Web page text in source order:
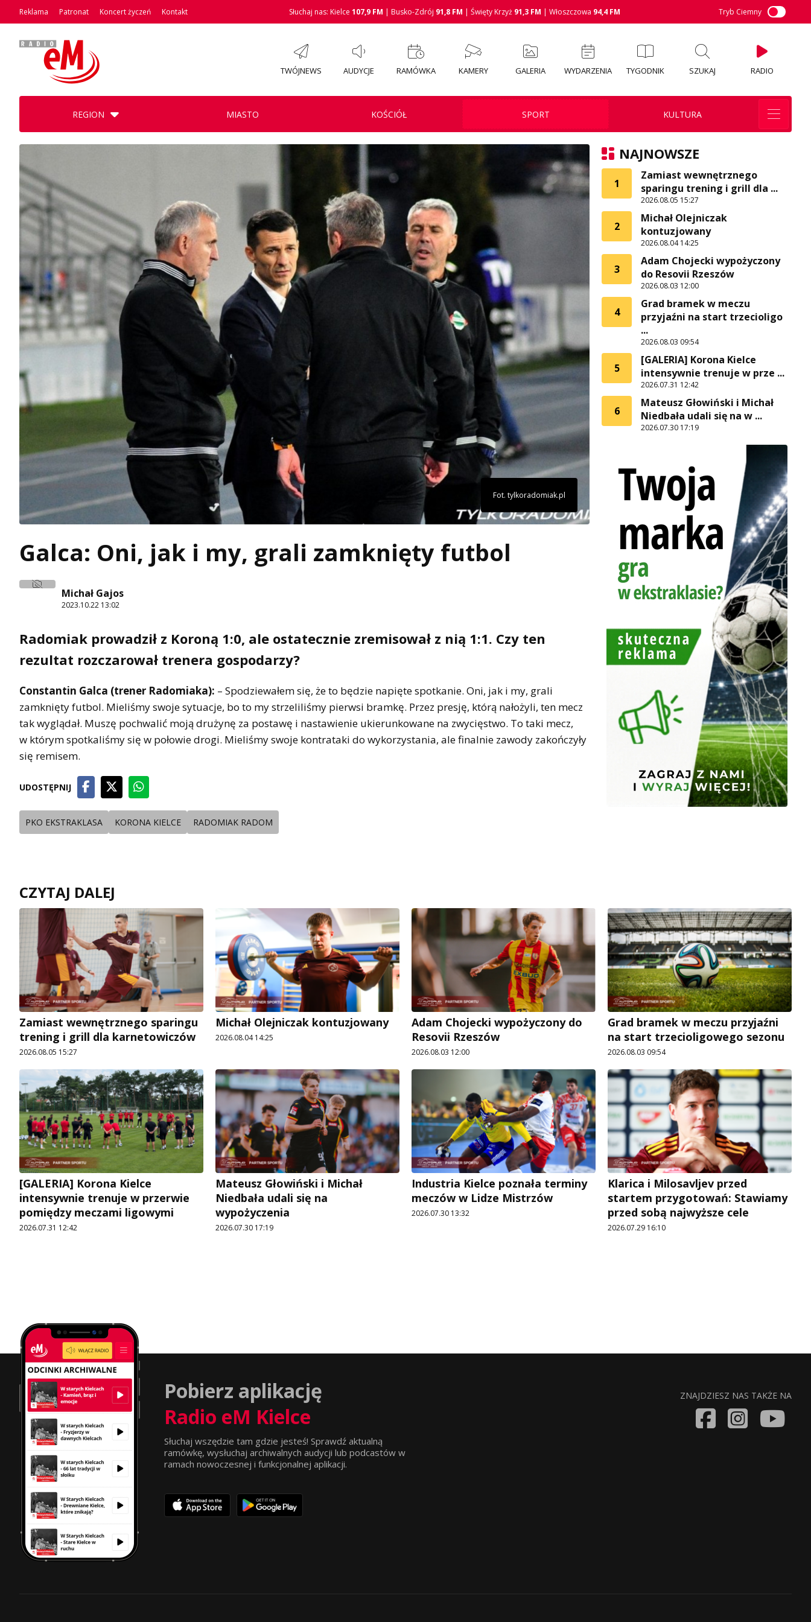
Reklama Patronat Koncert życzeń Kontakt Słuchaj nas: Kielce 107,9 FM | Busko-Zdrój 91,8 FM | Święty Krzyż 91,3 FM | Włoszczowa 94,4 FM Tryb Ciemny
TWÓJNEWS AUDYCJE RAMÓWKA KAMERY GALERIA WYDARZENIA TYGODNIK SZUKAJ RADIO
REGION MIASTO KOŚCIÓŁ SPORT KULTURA
Fot. tylkoradomiak.pl
Galca: Oni, jak i my, grali zamknięty futbol
Michał Gajos
2023.10.22 13:02
Radomiak prowadził z Koroną 1:0, ale ostatecznie zremisował z nią 1:1. Czy ten
rezultat rozczarował trenera gospodarzy?
Constantin Galca (trener Radomiaka): – Spodziewałem się, że to będzie napięte spotkanie. Oni, jak i my, grali
zamknięty futbol. Mieliśmy swoje sytuacje, bo to my strzeliliśmy pierwsi bramkę. Przez presję, którą nałożyli, ten mecz
tak wyglądał. Muszę pochwalić moją drużynę za postawę i nastawienie ukierunkowane na zwycięstwo. To taki mecz,
w którym spotkaliśmy się w połowie drogi. Mieliśmy swoje kontrataki do wykorzystania, ale finalnie zawody zakończyły
się remisem.
UDOSTĘPNIJ
PKO EKSTRAKLASA KORONA KIELCE RADOMIAK RADOM
NAJNOWSZE
1
Zamiast wewnętrznego
sparingu trening i grill dla ...
2026.08.05 15:27
2
Michał Olejniczak
kontuzjowany
2026.08.04 14:25
3
Adam Chojecki wypożyczony
do Resovii Rzeszów
2026.08.03 12:00
4
Grad bramek w meczu
przyjaźni na start trzecioligo
...
2026.08.03 09:54
5
[GALERIA] Korona Kielce
intensywnie trenuje w prze ...
2026.07.31 12:42
6
Mateusz Głowiński i Michał
Niedbała udali się na w ...
2026.07.30 17:19
CZYTAJ DALEJ
Zamiast wewnętrznego sparingu
trening i grill dla karnetowiczów
2026.08.05 15:27
Michał Olejniczak kontuzjowany
2026.08.04 14:25
Adam Chojecki wypożyczony do
Resovii Rzeszów
2026.08.03 12:00
Grad bramek w meczu przyjaźni
na start trzecioligowego sezonu
2026.08.03 09:54
[GALERIA] Korona Kielce
intensywnie trenuje w przerwie
pomiędzy meczami ligowymi
2026.07.31 12:42
Mateusz Głowiński i Michał
Niedbała udali się na
wypożyczenia
2026.07.30 17:19
Industria Kielce poznała terminy
meczów w Lidze Mistrzów
2026.07.30 13:32
Klarica i Milosavljev przed
startem przygotowań: Stawiamy
przed sobą najwyższe cele
2026.07.29 16:10
Pobierz aplikację
Radio eM Kielce
Słuchaj wszędzie tam gdzie jesteś! Sprawdź aktualną
ramówkę, wysłuchaj archiwalnych audycji lub podcastów w
ramach nowoczesnej i funkcjonalnej aplikacji.
ZNAJDZIESZ NAS TAKŻE NA